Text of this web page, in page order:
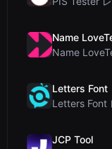
Name
Letters Font
JCP Tool